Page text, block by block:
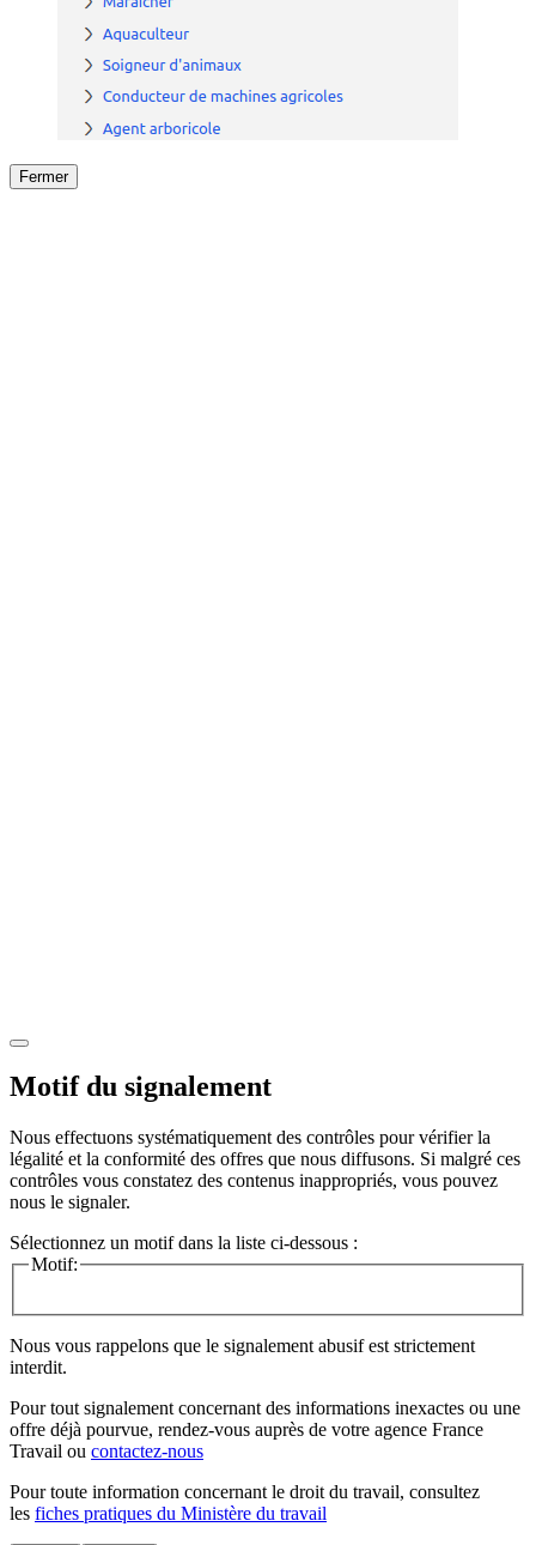
Fermer
Motif du signalement
Nous effectuons systématiquement des contrôles pour vérifier la
légalité et la conformité des offres que nous diffusons. Si malgré ces
contrôles vous constatez des contenus inappropriés, vous pouvez
nous le signaler.
Sélectionnez un motif dans la liste ci-dessous :
Motif:
Nous vous rappelons que le signalement abusif est strictement
interdit.
Pour tout signalement concernant des informations inexactes ou une
offre déjà pourvue, rendez-vous auprès de votre agence France
Travail ou contactez-nous
Pour toute information concernant le droit du travail, consultez
les fiches pratiques du Ministère du travail